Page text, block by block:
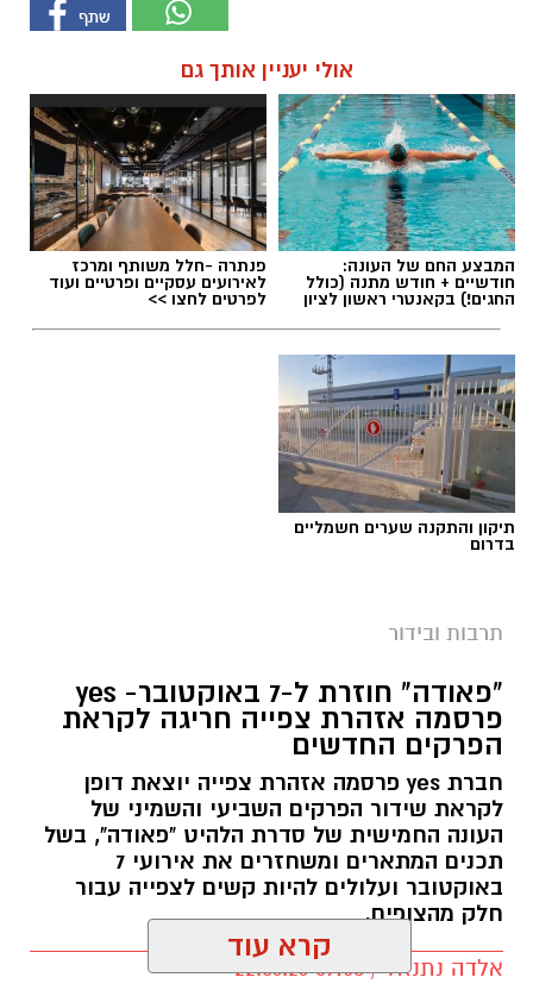
אולי יעניין אותך גם
המבצע החם של העונה:
חודשיים + חודש מתנה (כולל
החגים!) בקאנטרי ראשון לציון
פנתרה -חלל משותף ומרכז
לאירועים עסקיים ופרטיים ועוד
לפרטים לחצו >>
תיקון והתקנה שערים חשמליים
בדרום
תרבות ובידור
"פאודה" חוזרת ל-7 באוקטובר- yes
פרסמה אזהרת צפייה חריגה לקראת
הפרקים החדשים
חברת yes פרסמה אזהרת צפייה יוצאת דופן
לקראת שידור הפרקים השביעי והשמיני של
העונה החמישית של סדרת הלהיט "פאודה", בשל
תכנים המתארים ומשחזרים את אירועי 7
באוקטובר ועלולים להיות קשים לצפייה עבור
חלק מהצופים.
אלדה נתנאל / 09:58 22.06.26
קרא עוד